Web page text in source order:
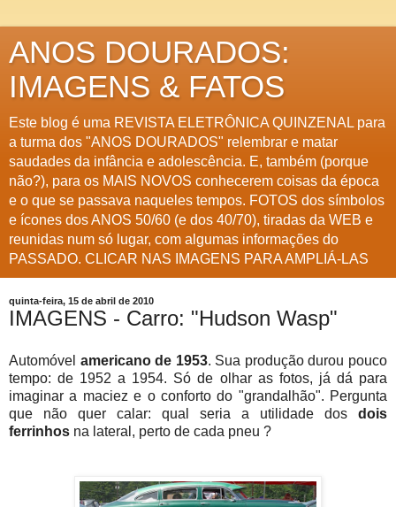
ANOS DOURADOS:
IMAGENS & FATOS
Este blog é uma REVISTA ELETRÔNICA QUINZENAL para
a turma dos "ANOS DOURADOS" relembrar e matar
saudades da infância e adolescência. E, também (porque
não?), para os MAIS NOVOS conhecerem coisas da época
e o que se passava naqueles tempos. FOTOS dos símbolos
e ícones dos ANOS 50/60 (e dos 40/70), tiradas da WEB e
reunidas num só lugar, com algumas informações do
PASSADO. CLICAR NAS IMAGENS PARA AMPLIÁ-LAS
quinta-feira, 15 de abril de 2010
IMAGENS - Carro: "Hudson Wasp"
Automóvel americano de 1953. Sua produção durou pouco
tempo: de 1952 a 1954. Só de olhar as fotos, já dá para
imaginar a maciez e o conforto do "grandalhão". Pergunta
que não quer calar: qual seria a utilidade dos dois
ferrinhos na lateral, perto de cada pneu ?